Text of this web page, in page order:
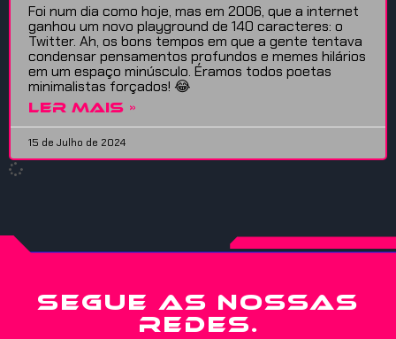
Foi num dia como hoje, mas em 2006, que a internet
ganhou um novo playground de 140 caracteres: o
Twitter. Ah, os bons tempos em que a gente tentava
condensar pensamentos profundos e memes hilários
em um espaço minúsculo. Éramos todos poetas
minimalistas forçados! 😂
LER MAIS »
15 de Julho de 2024
SEGUE AS NOSSAS
REDES.